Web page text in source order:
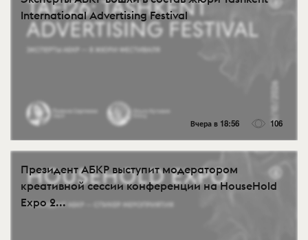
International Advertising Festival
Вчера в 18:56 106
Президент АБКР выступит модератором
креативной сессии конференции на HouseHold
Expo 2...